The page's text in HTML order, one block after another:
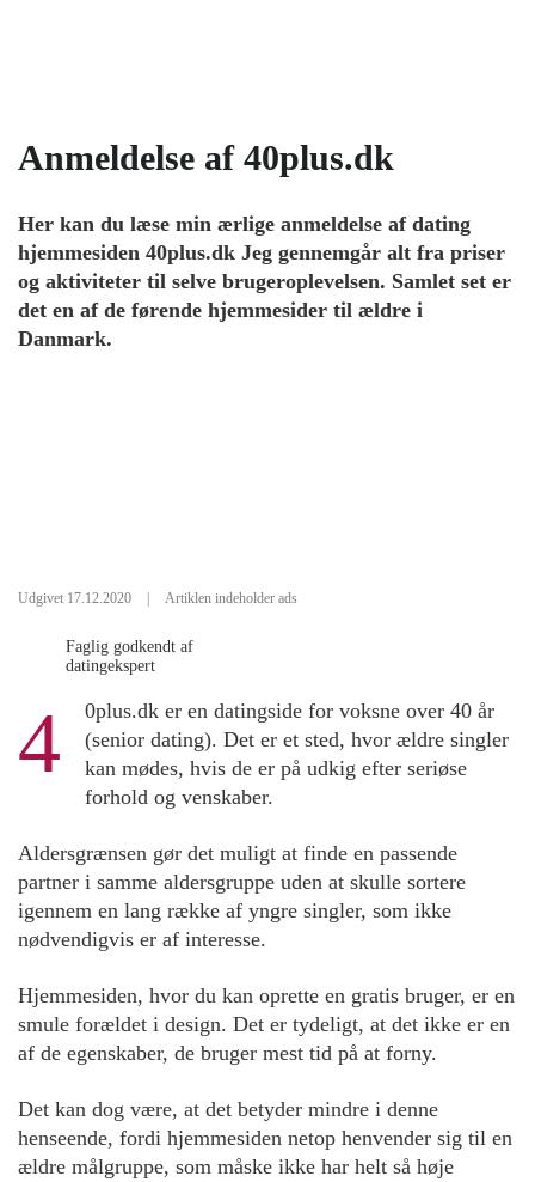
Anmeldelse af 40plus.dk
Her kan du læse min ærlige anmeldelse af dating
hjemmesiden 40plus.dk Jeg gennemgår alt fra priser
og aktiviteter til selve brugeroplevelsen. Samlet set er
det en af de førende hjemmesider til ældre i
Danmark.
Udgivet 17.12.2020 Artiklen indeholder ads
Faglig godkendt af
datingekspert
4
0plus.dk er en datingside for voksne over 40 år
(senior dating). Det er et sted, hvor ældre singler
kan mødes, hvis de er på udkig efter seriøse
forhold og venskaber.
Aldersgrænsen gør det muligt at finde en passende
partner i samme aldersgruppe uden at skulle sortere
igennem en lang række af yngre singler, som ikke
nødvendigvis er af interesse.
Hjemmesiden, hvor du kan oprette en gratis bruger, er en
smule forældet i design. Det er tydeligt, at det ikke er en
af de egenskaber, de bruger mest tid på at forny.
Det kan dog være, at det betyder mindre i denne
henseende, fordi hjemmesiden netop henvender sig til en
ældre målgruppe, som måske ikke har helt så høje